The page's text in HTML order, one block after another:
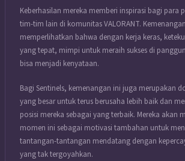
Keberhasilan mereka memberi inspirasi bagi para
tim-tim lain di komunitas VALORANT.
memperlihatkan bahwa dengan kerja keras,
yang tepat, mimpi untuk meraih sukses di
bisa menjadi kenyataan.
Bagi Sentinels, kemenangan ini juga merupakan
yang besar untuk terus berusaha lebih baik dan
posisi mereka sebagai yang terbaik. Mereka akan
momen ini sebagai motivasi tambahan untuk
tantangan-tantangan mendatang dengan
yang tak tergoyahkan.